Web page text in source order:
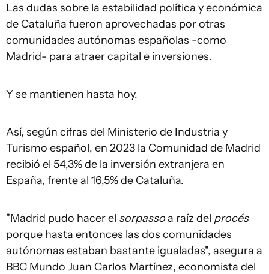
Las dudas sobre la estabilidad política y económica
de Cataluña fueron aprovechadas por otras
comunidades autónomas españolas -como
Madrid- para atraer capital e inversiones.
Y se mantienen hasta hoy.
Así, según cifras del Ministerio de Industria y
Turismo español, en 2023 la Comunidad de Madrid
recibió el 54,3% de la inversión extranjera en
España, frente al 16,5% de Cataluña.
"Madrid pudo hacer el sorpassoa raíz del procés
porque hasta entonces las dos comunidades
autónomas estaban bastante igualadas", asegura a
BBC Mundo Juan Carlos Martínez, economista del